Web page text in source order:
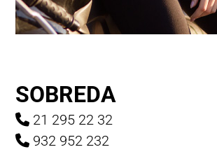
SOBREDA
21 295 22 32
932 952 232